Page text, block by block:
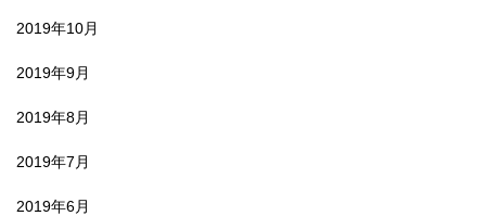
2019年10月
2019年9月
2019年8月
2019年7月
2019年6月